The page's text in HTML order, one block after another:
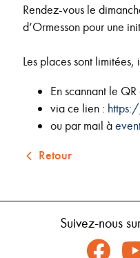
Rendez-vous le
d’Ormesson pour une
Les places sont
En scannant le
via ce lien :
ou par mail à
Retour
Suivez-nous